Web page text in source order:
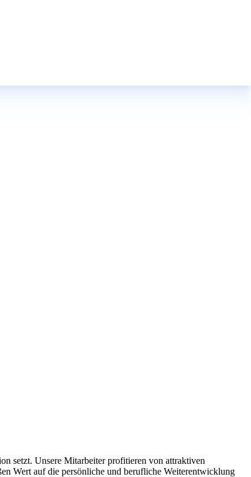
setzt. Unsere Mitarbeiter profitieren von attraktiven
Wert auf die persönliche und berufliche Weiterentwicklung